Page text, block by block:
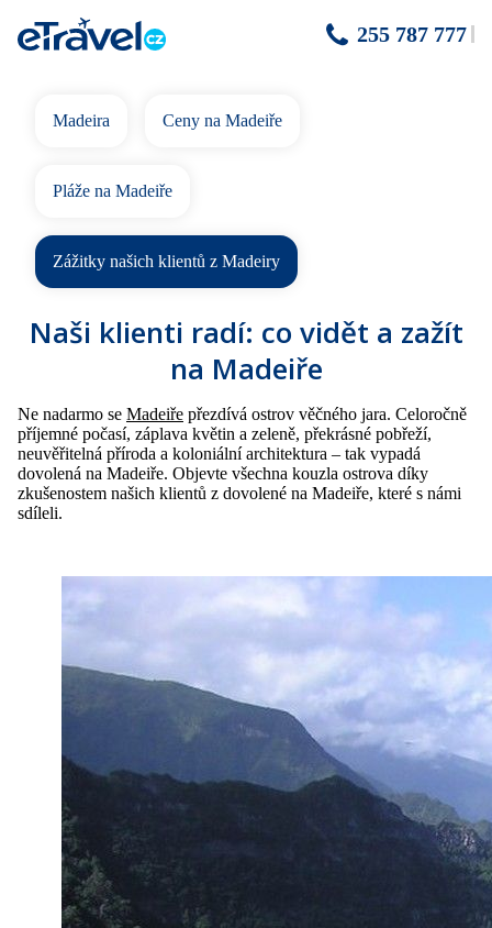
255 787 777
Madeira Ceny na Madeiře
Pláže na Madeiře
Zážitky našich klientů z Madeiry
Naši klienti radí: co vidět a zažít
na Madeiře
Ne nadarmo se Madeiře přezdívá ostrov věčného jara. Celoročně
příjemné počasí, záplava květin a zeleně, překrásné pobřeží,
neuvěřitelná příroda a koloniální architektura – tak vypadá
dovolená na Madeiře. Objevte všechna kouzla ostrova díky
zkušenostem našich klientů z dovolené na Madeiře, které s námi
sdíleli.